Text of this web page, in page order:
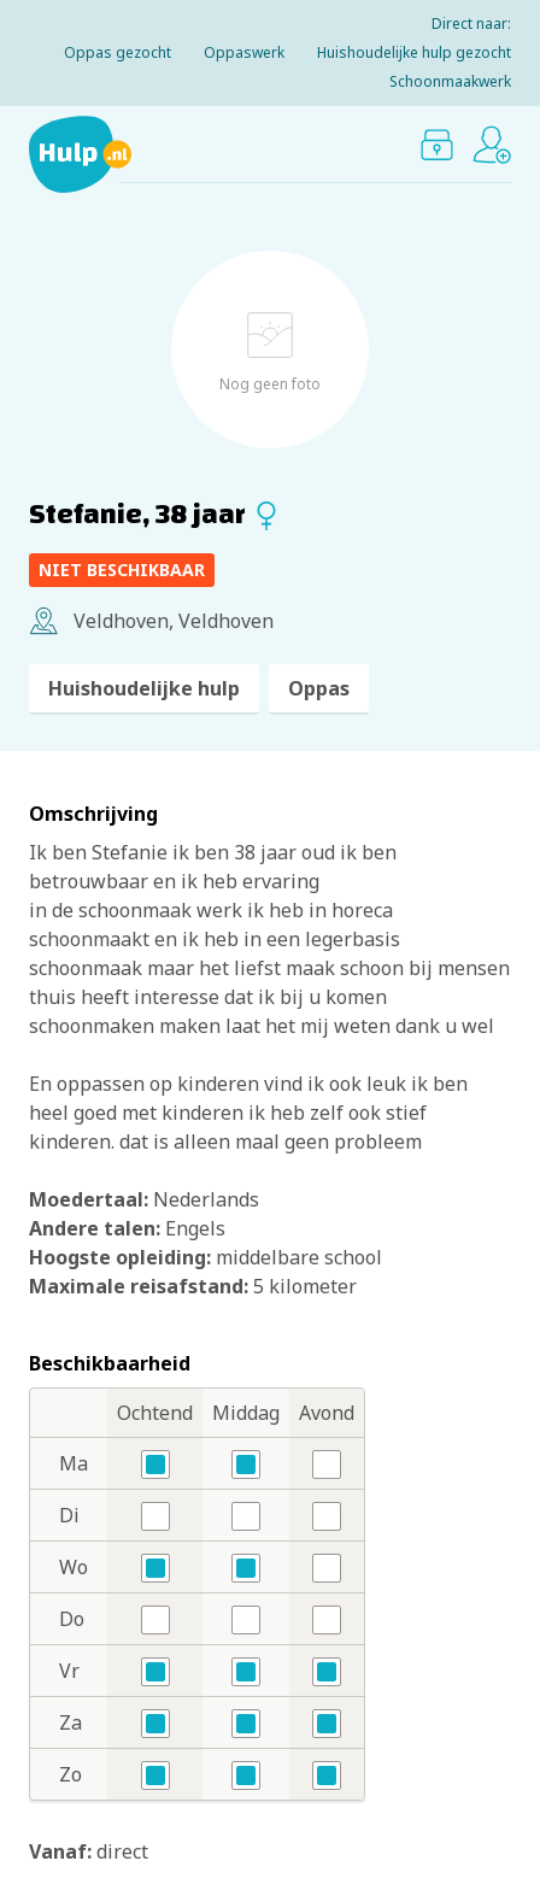
Direct naar:
Oppas gezocht
Oppaswerk
Huishoudelijke hulp gezocht
Schoonmaakwerk
Nog geen foto
Stefanie, 38 jaar
NIET BESCHIKBAAR
Veldhoven, Veldhoven
Huishoudelijke hulp Oppas
Omschrijving
Ik ben Stefanie ik ben 38 jaar oud ik ben
betrouwbaar en ik heb ervaring
in de schoonmaak werk ik heb in horeca
schoonmaakt en ik heb in een legerbasis
schoonmaak maar het liefst maak schoon bij mensen
thuis heeft interesse dat ik bij u komen
schoonmaken maken laat het mij weten dank u wel
En oppassen op kinderen vind ik ook leuk ik ben
heel goed met kinderen ik heb zelf ook stief
kinderen. dat is alleen maal geen probleem
Moedertaal: Nederlands
Andere talen: Engels
Hoogste opleiding: middelbare school
Maximale reisafstand:5 kilometer
Beschikbaarheid
Dagdelen
DagenOchtend Middag
Avond
Ma
Ja
Ja
Nee
Di
Nee
Nee
Nee
Wo
Ja
Ja
Nee
Do
Nee
Nee
Nee
Vr
Ja
Ja
Ja
Za
Ja
Ja
Ja
Zo
Ja
Ja
Ja
Vanaf:direct